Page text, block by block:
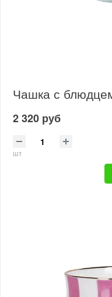
2 320 руб
шт